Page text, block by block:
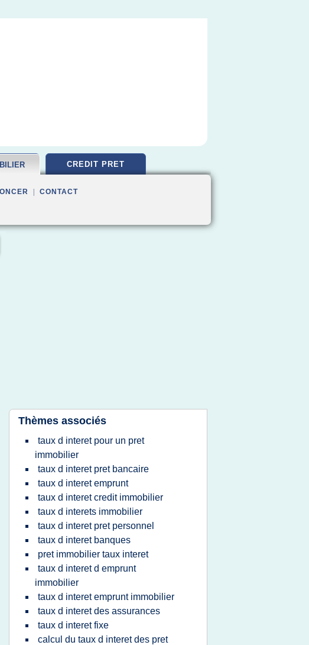
CREDIT PRET
CONTACT
Thèmes associés
taux d interet pour un pret
immobilier
taux d interet pret bancaire
taux d interet emprunt
taux d interet credit immobilier
taux d interets immobilier
taux d interet pret personnel
taux d interet banques
pret immobilier taux interet
taux d interet d emprunt
immobilier
taux d interet emprunt immobilier
taux d interet des assurances
taux d interet fixe
calcul du taux d interet des pret